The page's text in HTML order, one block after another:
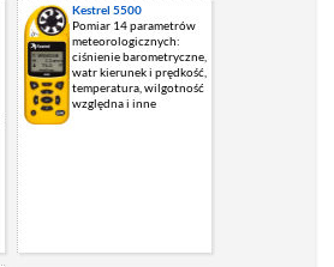
Kestrel 5500
Pomiar 14 parametrów
meteorologicznych:
ciśnienie barometryczne,
watr kierunek i prędkość,
temperatura, wilgotność
względna i inne